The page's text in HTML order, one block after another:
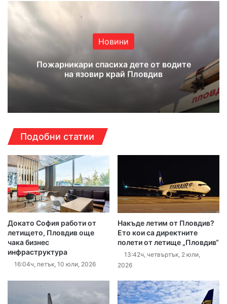
Новини
Пожарникари спасиха дете от водите
на язовир край Пловдив
Подобни статии
Докато София работи от
летището, Пловдив още
чака бизнес
инфраструктура
16:04ч, петък, 10 юли, 2026
Накъде летим от Пловдив?
Ето кои са директните
полети от летище „Пловдив“
13:42ч, четвъртък, 2 юли,
2026